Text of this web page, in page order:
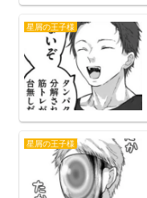
星屑の王子様
星屑の王子様